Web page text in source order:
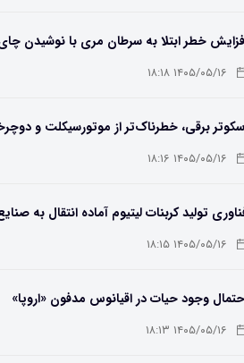
خطر ابتلا به سرطان مری با نوشیدن چای
۶۵ درجه۱۴۰۵/۰۵/۱۶ ۱۸:۱۸
برقی، خطرناک‌تر از موتورسیکلت و
۱۴۰۵/۰۵/۱۶ ۱۸:۱۶
تولید کربنات لیتیوم آماده انتقال به
۱۴۰۵/۰۵/۱۶ ۱۸:۱۵
وجود حیات در اقیانوس مدفون «اروپا»
۱۴۰۵/۰۵/۱۶ ۱۸:۱۳